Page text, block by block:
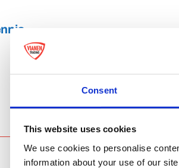
Consent
This website uses cookies
We use cookies to personalise
information about your use of our